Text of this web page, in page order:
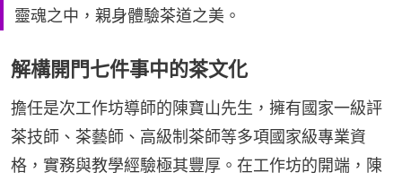
靈魂之中，親身體驗茶道之美。
解構開門七件事中的茶文化
擔任是次工作坊導師的陳寶山先生，擁有國家一級評
茶技師、茶藝師、高級制茶師等多項國家級專業資
格，實務與教學經驗極其豐厚。在工作坊的開端，陳